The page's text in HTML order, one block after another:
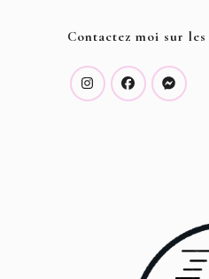
Contactez moi sur